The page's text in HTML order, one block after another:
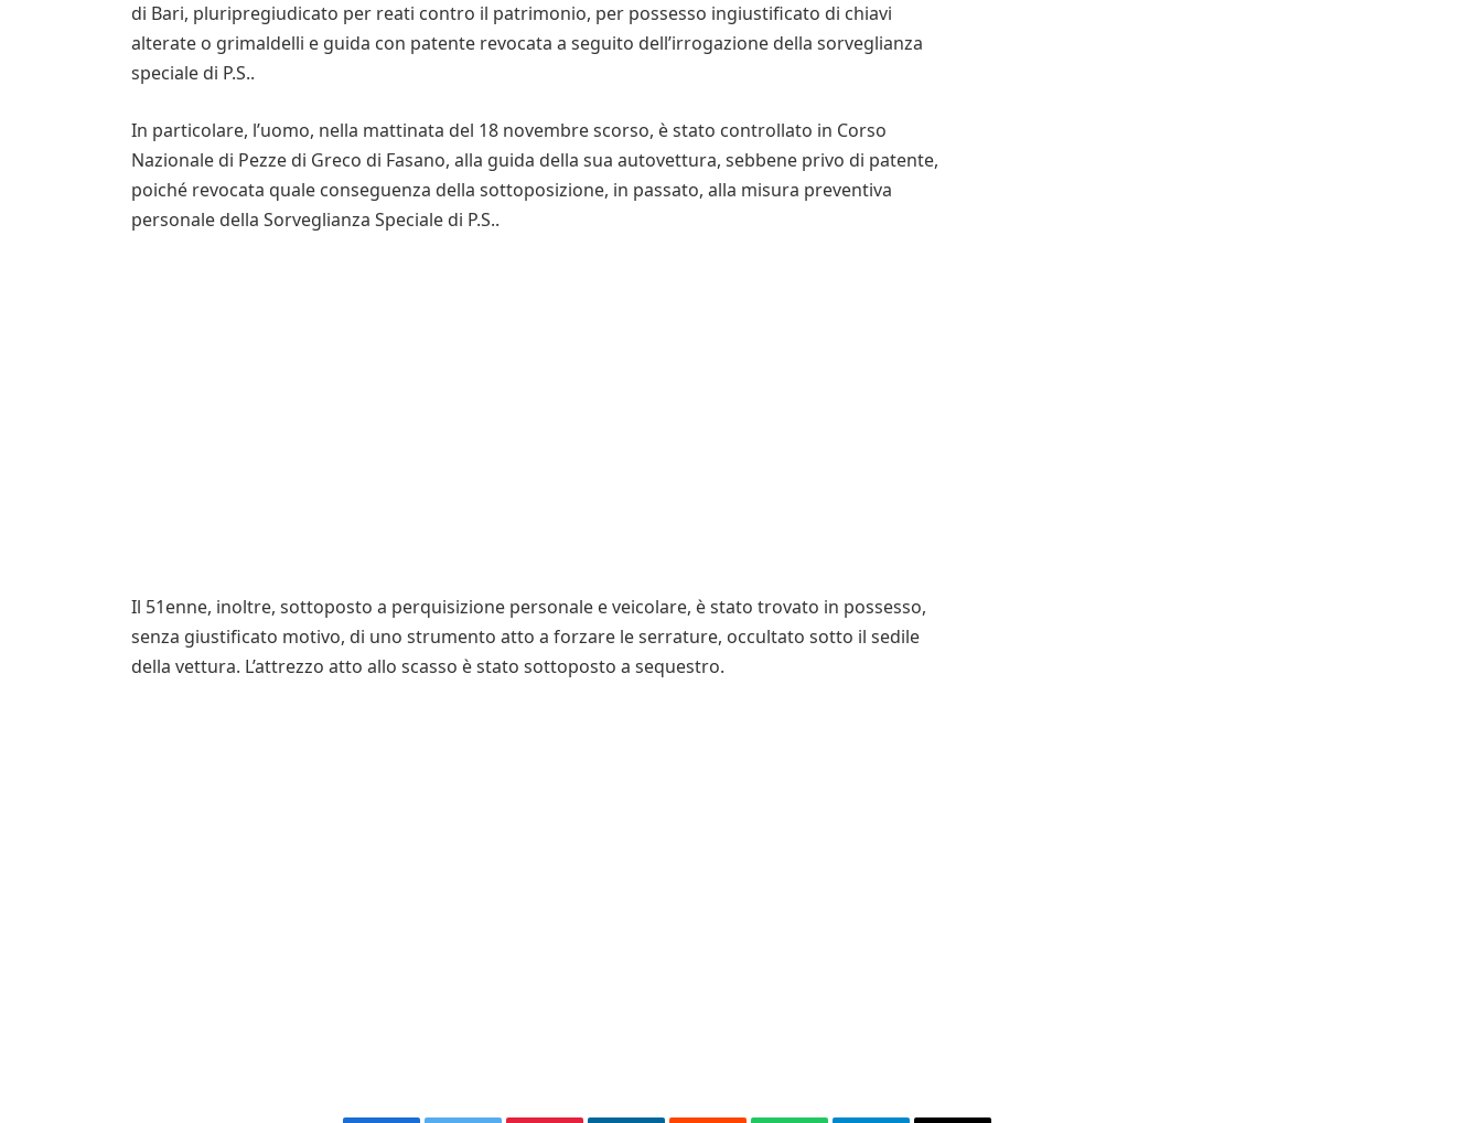
di Bari, pluripregiudicato per reati contro il patrimonio, per possesso ingiustificato di chiavi
alterate o grimaldelli e guida con patente revocata a seguito dell’irrogazione della sorveglianza
speciale di P.S..
In particolare, l’uomo, nella mattinata del 18 novembre scorso, è stato controllato in Corso
Nazionale di Pezze di Greco di Fasano, alla guida della sua autovettura, sebbene privo di patente,
poiché revocata quale conseguenza della sottoposizione, in passato, alla misura preventiva
personale della Sorveglianza Speciale di P.S..
Il 51enne, inoltre, sottoposto a perquisizione personale e veicolare, è stato trovato in possesso,
senza giustificato motivo, di uno strumento atto a forzare le serrature, occultato sotto il sedile
della vettura. L’attrezzo atto allo scasso è stato sottoposto a sequestro.